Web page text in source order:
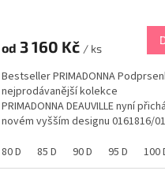
od 3 160 Kč / ks
Bestseller PRIMADONNA
nejprodávanější kolekce
PRIMADONNA DEAUVILLE nyní
novém vyšším designu 0161816/
Legendární značka PRIMADONNA
vyrábí kvalitní a pevné
80 D 85 D 90 D 95 D 100